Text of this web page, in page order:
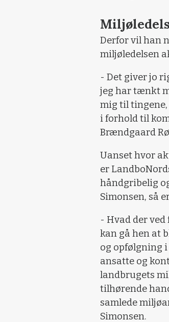
Derfor vil han
miljøledelsen
- Det giver jo
jeg har tænkt
mig til tingene,
i forhold til
Brændgaard
Uanset hvor
er
håndgribelig
Simonsen, så
- Hvad der
kan gå hen at
og opfølgning
ansatte og
landbrugets
tilhørende
samlede
Simonsen.